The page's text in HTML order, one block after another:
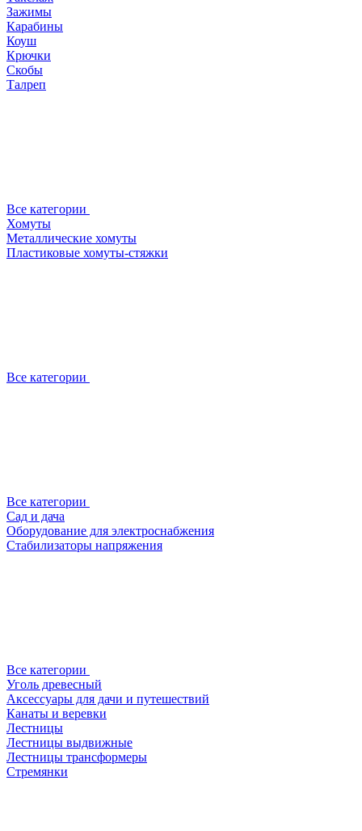
Зажимы
Карабины
Коуш
Крючки
Скобы
Талреп
Все категории
Хомуты
Металлические хомуты
Пластиковые хомуты-стяжки
Все категории
Все категории
Сад и дача
Оборудование для электроснабжения
Стабилизаторы напряжения
Все категории
Уголь древесный
Аксессуары для дачи и путешествий
Канаты и веревки
Лестницы
Лестницы выдвижные
Лестницы трансформеры
Стремянки